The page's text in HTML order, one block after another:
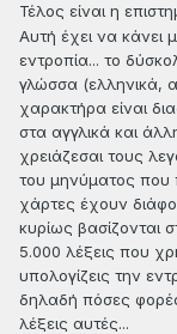
Τέλος είναι η
Αυτή έχει να κάνει
εντροπία... το
γλώσσα (ελληνικά,
χαρακτήρα είναι
στα αγγλικά και
χρειάζεσαι τους
του μηνύματος που
χάρτες έχουν
κυρίως βασίζονται
5.000 λέξεις που
υπολογίζεις την
δηλαδή πόσες
λέξεις αυτές...